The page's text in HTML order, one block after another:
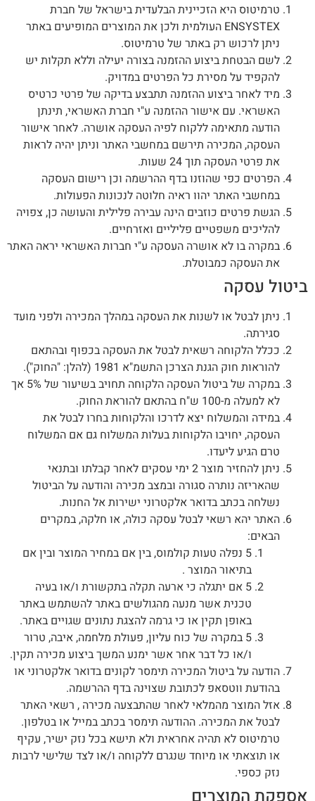
טרמיטוס היא הזכיינית הבלעדית בישראל של חברת
ENSYSTEX העולמית ולכן את המוצרים המופיעים באתר
ניתן לרכוש רק באתר של טרמיטוס.
לשם הבטחת ביצוע ההזמנה בצורה יעילה וללא תקלות יש
להקפיד על מסירת כל הפרטים במדויק.
מיד לאחר ביצוע ההזמנה תתבצע בדיקה של פרטי כרטיס
האשראי. עם אישור ההזמנה ע"י חברת האשראי, תינתן
הודעה מתאימה ללקוח לפיה העסקה אושרה. לאחר אישור
העסקה, המכירה תירשם במחשבי האתר וניתן יהיה לראות
את פרטי העסקה תוך 24 שעות.
הפרטים כפי שהוזנו בדף ההרשמה וכן רישום העסקה
במחשבי האתר יהוו ראיה חלוטה לנכונות הפעולות.
הגשת פרטים כוזבים הינה עבירה פלילית והעושה כן, צפויה
להליכים משפטיים פליליים ואזרחיים.
במקרה בו לא אושרה העסקה ע"י חברות האשראי יראה האתר
את העסקה כמבוטלת.
ביטול עסקה
ניתן לבטל או לשנות את העסקה במהלך המכירה ולפני מועד
סגירתה.
ככלל הלקוחה רשאית לבטל את העסקה בכפוף ובהתאם
להוראות חוק הגנת הצרכן התשמ"א 1981 (להלן: "החוק").
במקרה של ביטול העסקה הלקוחה תחויב בשיעור של 5% אך
לא למעלה מ-100 ש"ח בהתאם להוראת החוק.
במידה והמשלוח יצא לדרכו והלקוחות בחרו לבטל את
העסקה, יחויבו הלקוחות בעלות המשלוח גם אם המשלוח
טרם הגיע ליעדו.
ניתן להחזיר מוצר 2 ימי עסקים לאחר קבלתו ובתנאי
שהאריזה נותרה סגורה ובמצב מכירה והודעה על הביטול
נשלחה בכתב בדואר אלקטרוני ישירות אל החנות.
האתר יהא רשאי לבטל עסקה כולה, או חלקה, במקרים
הבאים:
5 נפלה טעות קולמוס, בין אם במחיר המוצר ובין אם
בתיאור המוצר .
5 אם יתגלה כי ארעה תקלה בתקשורת ו/או בעיה
טכנית אשר מנעה מהגולשים באתר להשתמש באתר
באופן תקין או כי גרמה להצגת נתונים שגויים באתר.
5 במקרה של כוח עליון, פעולת מלחמה, איבה, טרור
ו/או כל דבר אחר אשר ימנע המשך ביצוע מכירה תקין.
הודעה על ביטול המכירה תימסר לקונים בדואר אלקטרוני או
בהודעת ווטסאפ לכתובת שצוינה בדף ההרשמה.
אזל המוצר מהמלאי לאחר שהתבצעה מכירה , רשאי האתר
לבטל את המכירה. ההודעה תימסר בכתב במייל או בטלפון.
טרמיטוס לא תהיה אחראית ולא תישא בכל נזק ישיר, עקיף
או תוצאתי או מיוחד שנגרם ללקוחה ו/או לצד שלישי לרבות
נזק כספי.